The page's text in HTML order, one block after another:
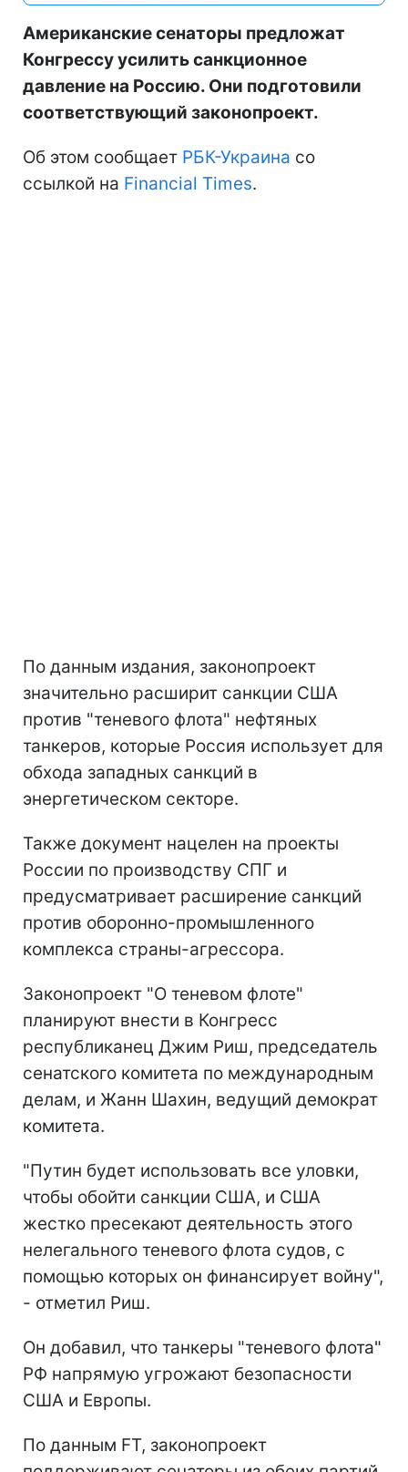
Американские сенаторы предложат
Конгрессу усилить санкционное
давление на Россию. Они подготовили
соответствующий законопроект.
Об этом сообщает РБК-Украина со
ссылкой на Financial Times.
По данным издания, законопроект
значительно расширит санкции США
против "теневого флота" нефтяных
танкеров, которые Россия использует для
обхода западных санкций в
энергетическом секторе.
Также документ нацелен на проекты
России по производству СПГ и
предусматривает расширение санкций
против оборонно-промышленного
комплекса страны-агрессора.
Законопроект "О теневом флоте"
планируют внести в Конгресс
республиканец Джим Риш, председатель
сенатского комитета по международным
делам, и Жанн Шахин, ведущий демократ
комитета.
"Путин будет использовать все уловки,
чтобы обойти санкции США, и США
жестко пресекают деятельность этого
нелегального теневого флота судов, с
помощью которых он финансирует войну",
- отметил Риш.
Он добавил, что танкеры "теневого флота"
РФ напрямую угрожают безопасности
США и Европы.
По данным FT, законопроект